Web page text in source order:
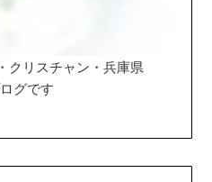
クリスチャン・兵庫県
グです